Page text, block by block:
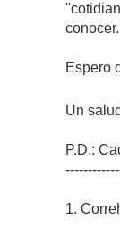
Espero
Un
P.D.:
1.